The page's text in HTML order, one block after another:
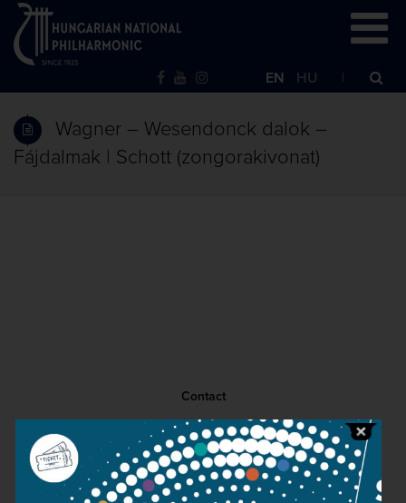
EN HU
Wagner – Wesendonck dalok –
Fájdalmak | Schott (zongorakivonat)
Contact
Public information
Press room
Terms and privacy